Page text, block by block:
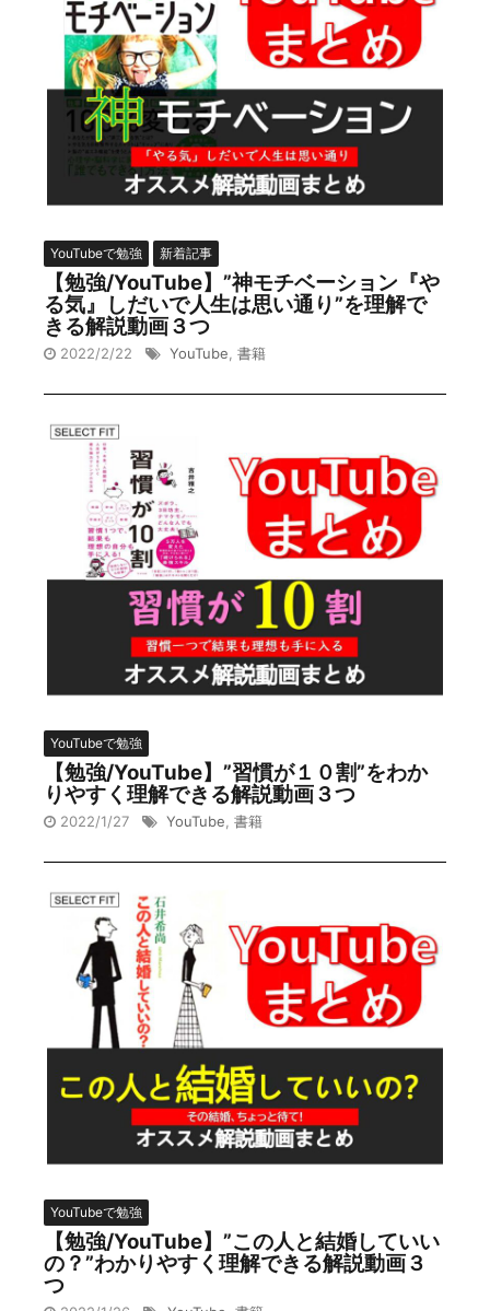
YouTubeで勉強 新着記事
【勉強/YouTube】”神モチベーション『や
る気』しだいで人生は思い通り”を理解で
きる解説動画３つ
2022/2/22 YouTube 書籍
YouTubeで勉強
【勉強/YouTube】”習慣が１０割”をわか
りやすく理解できる解説動画３つ
2022/1/27 YouTube, 書籍
YouTubeで勉強
【勉強/YouTube】”この人と結婚していい
の？”わかりやすく理解できる解説動画３
つ